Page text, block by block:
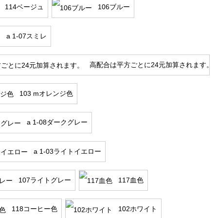
114ベージュ 106ブルー
a 1-07スミレ
高配合は平方ごとに24元加算されます。
103 mオレンジ色
a 1-08ダークグレー
a 1-03ライトイエロー
107ライトグレー 117血色
118コーヒー色 102ホワイト